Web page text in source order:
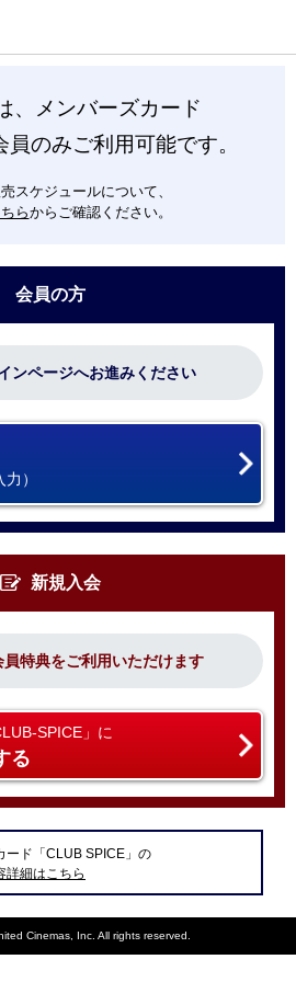
、メンバーズカード
のみご利用可能です。
スケジュールについて、
らからご確認ください。
会員の方
ンページへお進みください
）
新規入会
員特典をご利用いただけます
SPICE」に
る
ード「CLUB SPICE」の
詳細はこちら
Cinemas, Inc. All rights reserved.